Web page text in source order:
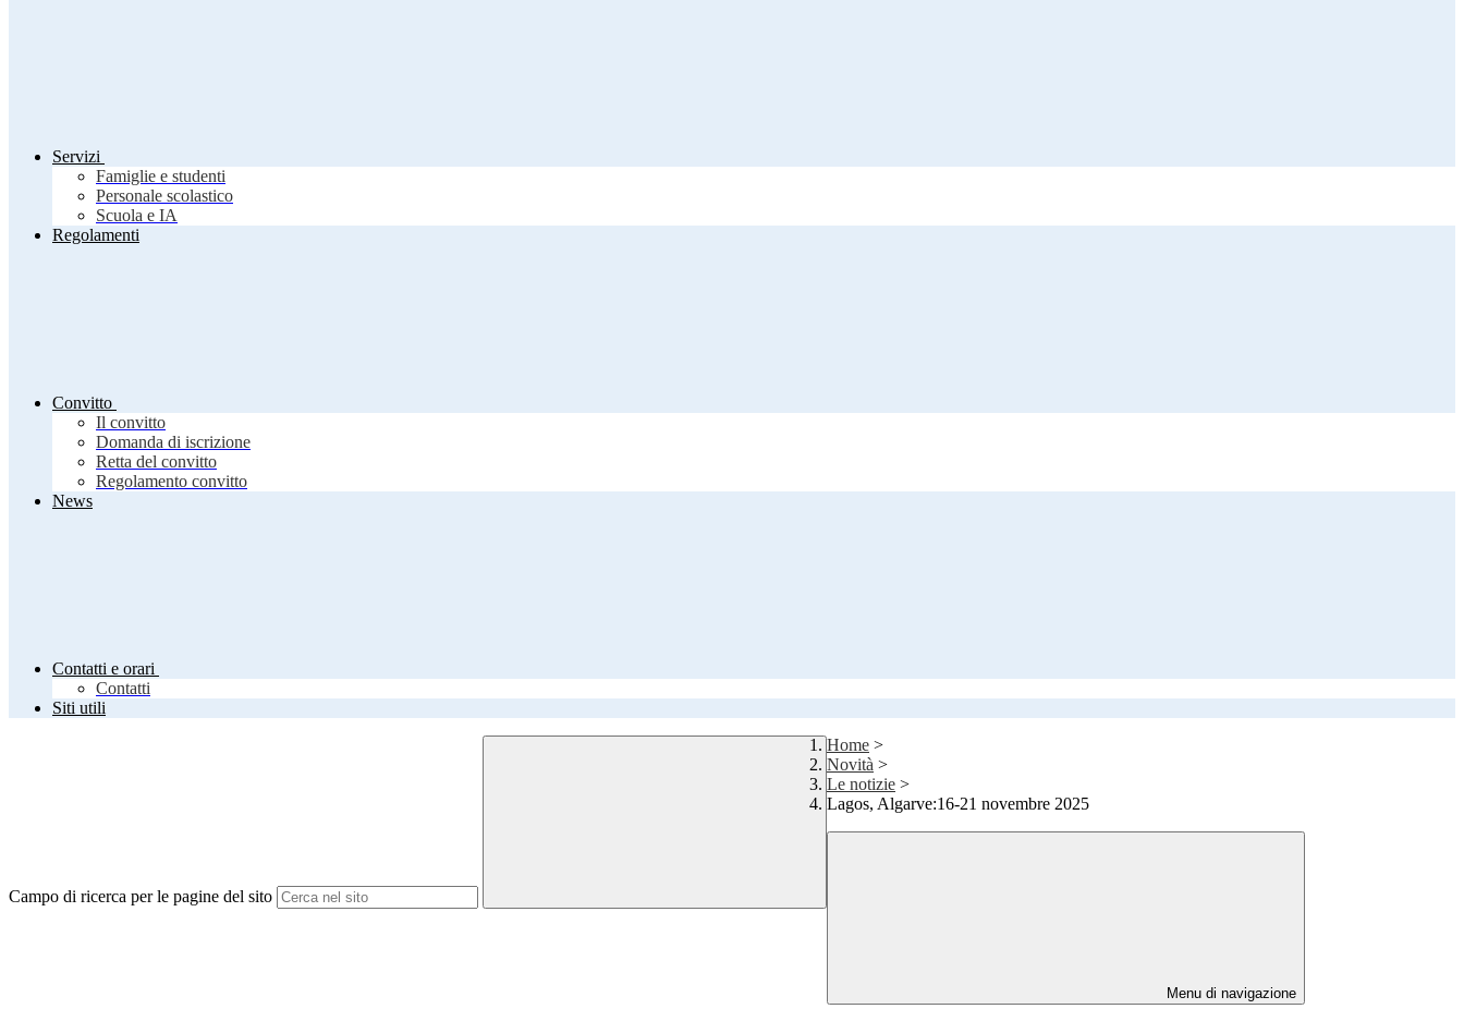
Servizi
Famiglie e studenti
Personale scolastico
Scuola e IA
Regolamenti
Convitto
Il convitto
Domanda di iscrizione
Retta del convitto
Regolamento convitto
News
Contatti e orari
Contatti
Siti utili
Campo di ricerca per le pagine del sito
Home >
Novità >
Le notizie >
Lagos, Algarve:16-21 novembre 2025
Menu di navigazione